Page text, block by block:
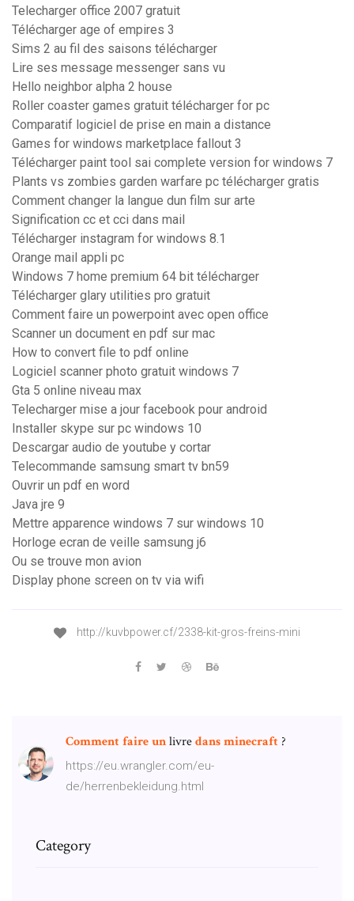
Telecharger office 2007 gratuit
Télécharger age of empires 3
Sims 2 au fil des saisons télécharger
Lire ses message messenger sans vu
Hello neighbor alpha 2 house
Roller coaster games gratuit télécharger for pc
Comparatif logiciel de prise en main a distance
Games for windows marketplace fallout 3
Télécharger paint tool sai complete version for windows 7
Plants vs zombies garden warfare pc télécharger gratis
Comment changer la langue dun film sur arte
Signification cc et cci dans mail
Télécharger instagram for windows 8.1
Orange mail appli pc
Windows 7 home premium 64 bit télécharger
Télécharger glary utilities pro gratuit
Comment faire un powerpoint avec open office
Scanner un document en pdf sur mac
How to convert file to pdf online
Logiciel scanner photo gratuit windows 7
Gta 5 online niveau max
Telecharger mise a jour facebook pour android
Installer skype sur pc windows 10
Descargar audio de youtube y cortar
Telecommande samsung smart tv bn59
Ouvrir un pdf en word
Java jre 9
Mettre apparence windows 7 sur windows 10
Horloge ecran de veille samsung j6
Ou se trouve mon avion
Display phone screen on tv via wifi
http://kuvbpower.cf/2338-kit-gros-freins-mini
Commentfaireunlivredansminecraft ?
https://eu.wrangler.com/eu-
de/herrenbekleidung.html
Category